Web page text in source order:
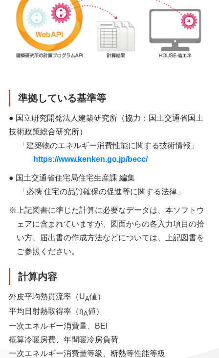
準拠している基準等
● 国立研究開発法人建築研究所（協力：国土交通省国土
技術政策総合研究所）
「建築物のエネルギー消費性能に関する技術情報」
https://www.kenken.go.jp/becc/
● 国土交通省住宅局住宅生産課 編集
「必携 住宅の品質確保の促進等に関する法律」
※上記図書に準じた計算に必要なデータは、本ソフトウ
ェアに含まれていますが、図面からの各入力項目の拾
い方、届出書の作成方法などについては、上記図書を
ご参照ください。
計算内容
外皮平均熱貫流率（UA値）
平均日射熱取得率（ηA値）
一次エネルギー消費量、BEI
概算冷暖房費、年間暖冷房負荷
一次エネルギー消費量等級、断熱等性能等級